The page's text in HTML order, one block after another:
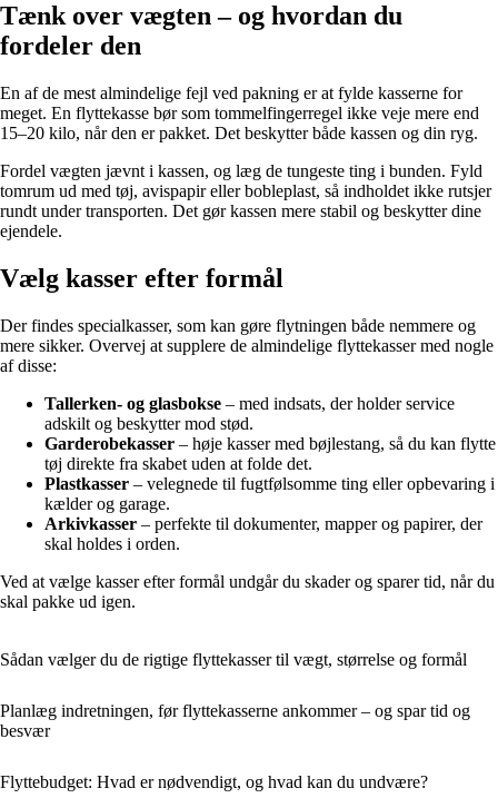
Tænk over vægten – og hvordan du
fordeler den
En af de mest almindelige fejl ved pakning er at fylde kasserne for
meget. En flyttekasse bør som tommelfingerregel ikke veje mere end
15–20 kilo, når den er pakket. Det beskytter både kassen og din ryg.
Fordel vægten jævnt i kassen, og læg de tungeste ting i bunden. Fyld
tomrum ud med tøj, avispapir eller bobleplast, så indholdet ikke rutsjer
rundt under transporten. Det gør kassen mere stabil og beskytter dine
ejendele.
Vælg kasser efter formål
Der findes specialkasser, som kan gøre flytningen både nemmere og
mere sikker. Overvej at supplere de almindelige flyttekasser med nogle
af disse:
Tallerken- og glasbokse – med indsats, der holder service
adskilt og beskytter mod stød.
Garderobekasser – høje kasser med bøjlestang, så du kan flytte
tøj direkte fra skabet uden at folde det.
Plastkasser – velegnede til fugtfølsomme ting eller opbevaring i
kælder og garage.
Arkivkasser – perfekte til dokumenter, mapper og papirer, der
skal holdes i orden.
Ved at vælge kasser efter formål undgår du skader og sparer tid, når du
skal pakke ud igen.
Sådan vælger du de rigtige flyttekasser til vægt, størrelse og formål
Planlæg indretningen, før flyttekasserne ankommer – og spar tid og
besvær
Flyttebudget: Hvad er nødvendigt, og hvad kan du undvære?